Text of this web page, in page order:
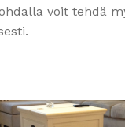
voit tehdä